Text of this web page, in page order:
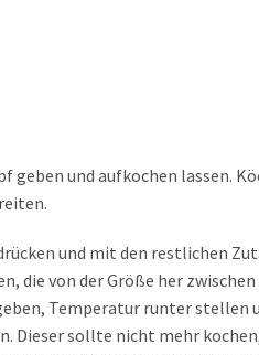
geben und aufkochen lassen.
und mit den restlichen
die von der Größe her
Temperatur runter stellen
Dieser sollte nicht mehr